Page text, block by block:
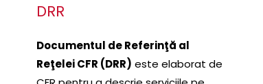
DRR
Documentul de Referinţă al
Reţelei CFR (DRR) este elaborat de